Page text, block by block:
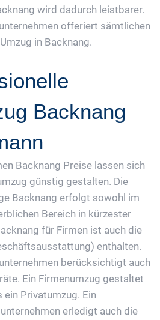
wird dadurch leistbarer.
offeriert sämtlichen
in Backnang.
Backnang
Backnang Preise lassen sich
günstig gestalten. Die
Backnang erfolgt sowohl im
Bereich in kürzester
für Firmen ist auch die
enthalten.
berücksichtigt auch
Ein Firmenumzug gestaltet
Privatumzug. Ein
erledigt auch die